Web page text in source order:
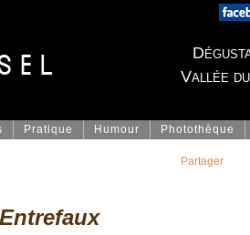
Vallée
Pratique Humour Photothèque
Partager